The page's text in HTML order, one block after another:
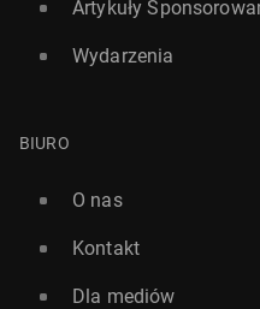
Artykuły
Wydarzenia
BIURO
O nas
Kontakt
Dla mediów